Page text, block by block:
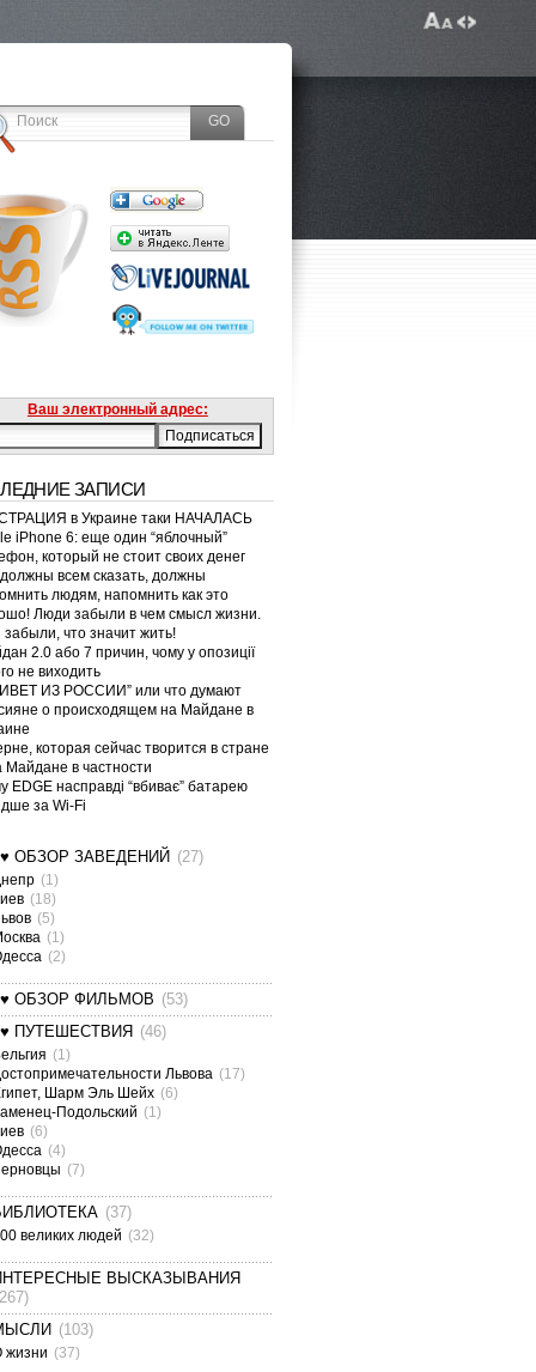
Ваш электронный адрес:
ЗАПИСИ
в Украине таки НАЧАЛАСЬ
iPhone 6: еще один “яблочный”
который не стоит своих денег
всем сказать, должны
людям, напомнить как это
Люди забыли в чем смысл жизни.
что значит жить!
2.0 або 7 причин, чому у опозиції
не виходить
ИЗ РОССИИ” или что думают
о происходящем на Майдане в
которая сейчас творится в стране
Майдане в частности
EDGE насправді “вбиває” батарею
за Wi-Fi
ОБЗОР ЗАВЕДЕНИЙ (27)
(1)
(18)
(5)
(1)
(2)
ОБЗОР ФИЛЬМОВ (53)
ПУТЕШЕСТВИЯ (46)
(1)
Львова (17)
Шарм Эль Шейх (6)
Подольский (1)
(6)
(4)
(7)
(37)
великих людей (32)
ВЫСКАЗЫВАНИЯ
(103)
жизни (37)